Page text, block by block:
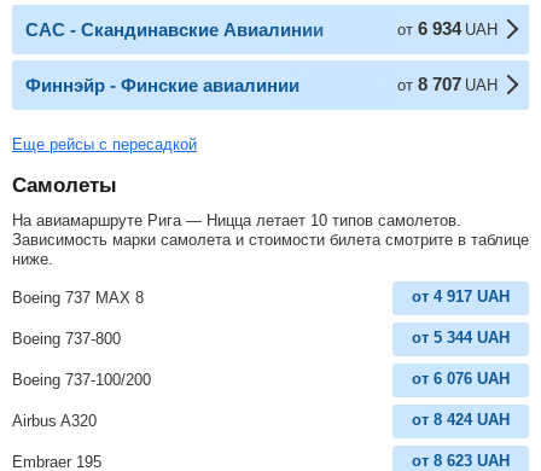
САС - Скандинавские Авиалинии от 6 934 UAH
Финнэйр - Финские авиалинии от 8 707 UAH
Еще рейсы с пересадкой
Самолеты
На авиамаршруте Рига — Ницца летает 10 типов самолетов.
Зависимость марки самолета и стоимости билета смотрите в таблице
ниже.
Boeing 737 MAX 8 от 4 917 UAH
Boeing 737-800 от 5 344 UAH
Boeing 737-100/200 от 6 076 UAH
Airbus A320 от 8 424 UAH
Embraer 195 от 8 623 UAH